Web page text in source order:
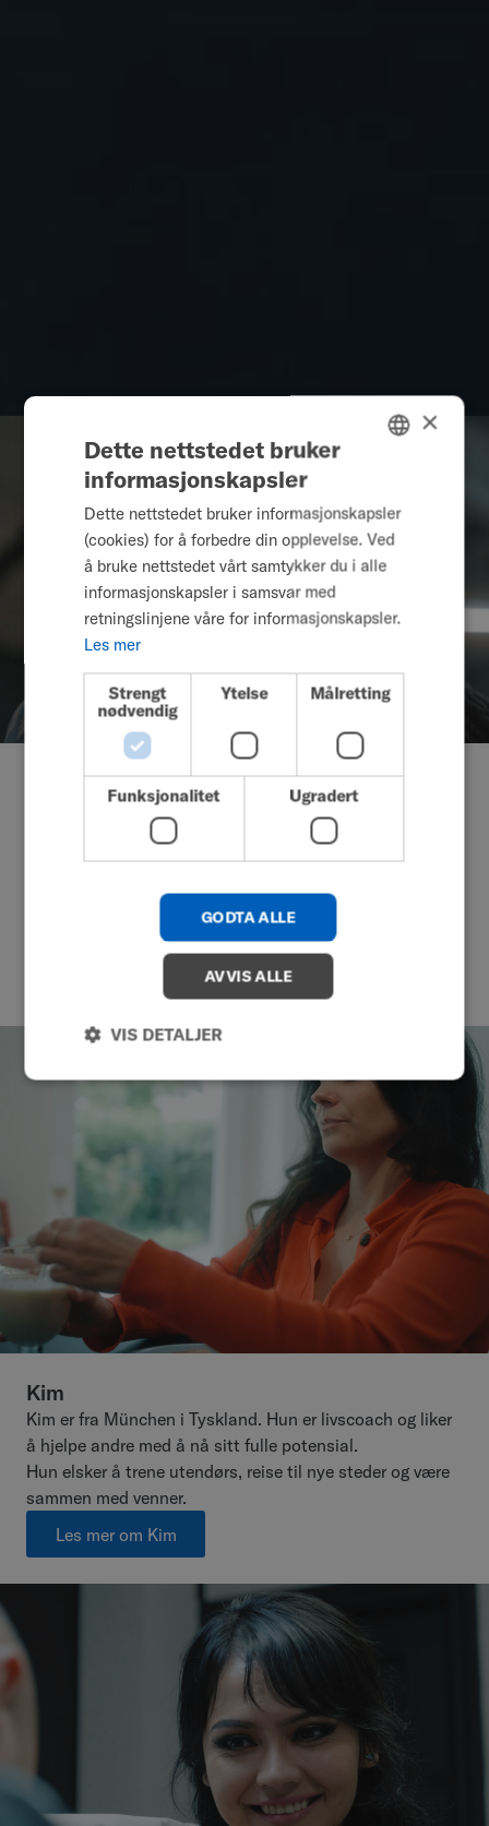
Ekow er fra London i England. Han er modell, skuespiller
og pleier sin partner Carly på heltid. Han er også
ambassadør for TripleC & DANC og for den ideelle
Han er lidenskapelig opptatt av trening og elsker å reise
sammen med partneren sin.
Kim
Kim er fra München i Tyskland. Hun er livscoach og liker
å hjelpe andre med å nå sitt fulle potensial.
Hun elsker å trene utendørs, reise til nye steder og være
sammen med venner.
Les mer om Kim
ENGLISH
SWEDISH
FRENCH
DUTCH
GERMAN
NORWEGIAN
JAPANESE
CHINESE (SIMPLIFIED)
ITALIAN
KOREAN
CHINESE (TRADITIONAL)
×
Dette nettstedet bruker
informasjonskapsler
Dette nettstedet bruker informasjonskapsler
(cookies) for å forbedre din opplevelse. Ved
å bruke nettstedet vårt samtykker du i alle
informasjonskapsler i samsvar med
retningslinjene våre for informasjonskapsler.
Les mer
Strengt
nødvendig
Ytelse Målretting
Funksjonalitet Ugradert
GODTA ALLE
AVVIS ALLE
VIS DETALJER